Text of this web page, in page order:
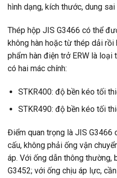
hình dạng, kích thước, dung
Thép hộp JIS G3466 có thể
không hàn hoặc từ thép dải rồi
phẩm hàn điện trở ERW là loại
có hai mác chính:
STKR400: độ bền kéo tối
STKR490: độ bền kéo tối
Điểm quan trọng là JIS G3466
cấu, không phải ống vận
áp. Với ống dẫn thông thường,
G3452; với ống chịu áp lực,